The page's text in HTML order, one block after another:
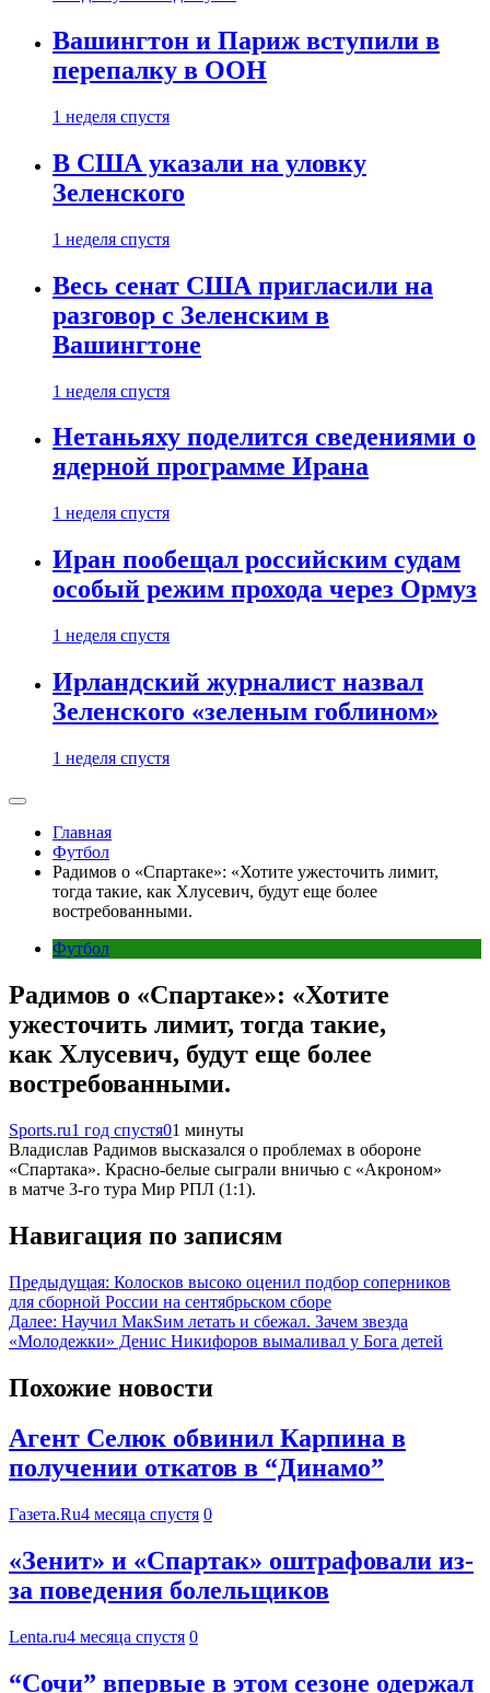
Вашингтон и Париж вступили в
перепалку в ООН
1 неделя спустя
В США указали на уловку
Зеленского
1 неделя спустя
Весь сенат США пригласили на
разговор с Зеленским в
Вашингтоне
1 неделя спустя
Нетаньяху поделится сведениями о
ядерной программе Ирана
1 неделя спустя
Иран пообещал российским судам
особый режим прохода через Ормуз
1 неделя спустя
Ирландский журналист назвал
Зеленского «зеленым гоблином»
1 неделя спустя
Главная
Футбол
Радимов о «Спартаке»: «Хотите ужесточить лимит,
тогда такие, как Хлусевич, будут еще более
востребованными.
Футбол
Радимов о «Спартаке»: «Хотите
ужесточить лимит, тогда такие,
как Хлусевич, будут еще более
востребованными.
Sports.ru1 год спустя01 минуты
Владислав Радимов высказался о проблемах в обороне
«Спартака». Красно-белые сыграли вничью с «Акроном»
в матче 3-го тура Мир РПЛ (1:1).
Навигация по записям
Предыдущая: Колосков высоко оценил подбор соперников
для сборной России на сентябрьском сборе
Далее: Научил МакSим летать и сбежал. Зачем звезда
«Молодежки» Денис Никифоров вымаливал у Бога детей
Похожие новости
Агент Селюк обвинил Карпина в
получении откатов в “Динамо”
Газета.Ru4 месяца спустя 0
«Зенит» и «Спартак» оштрафовали из-
за поведения болельщиков
Lenta.ru4 месяца спустя 0
“Сочи” впервые в этом сезоне одержал